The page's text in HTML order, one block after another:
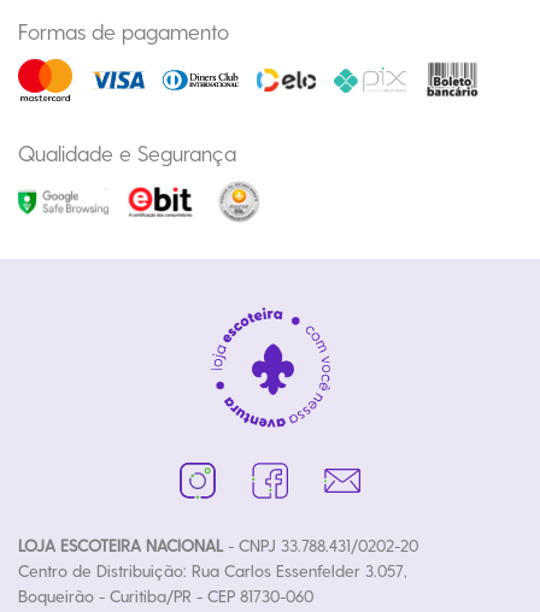
Formas de pagamento
Qualidade e Segurança
LOJA ESCOTEIRA NACIONAL- CNPJ 33.788.431/0202-20
Centro de Distribuição: Rua Carlos Essenfelder 3.057,
Boqueirão - Curitiba/PR - CEP 81730-060